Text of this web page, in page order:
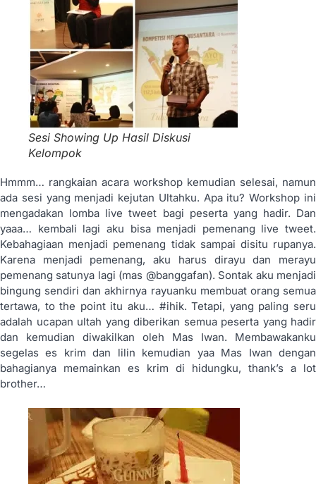
Sesi Showing Up Hasil Diskusi
Kelompok
Hmmm… rangkaian acara workshop kemudian selesai, namun
ada sesi yang menjadi kejutan Ultahku. Apa itu? Workshop ini
mengadakan lomba live tweet bagi peserta yang hadir. Dan
yaaa… kembali lagi aku bisa menjadi pemenang live tweet.
Kebahagiaan menjadi pemenang tidak sampai disitu rupanya.
Karena menjadi pemenang, aku harus dirayu dan merayu
pemenang satunya lagi (mas @banggafan). Sontak aku menjadi
bingung sendiri dan akhirnya rayuanku membuat orang semua
tertawa, to the point itu aku… #ihik. Tetapi, yang paling seru
adalah ucapan ultah yang diberikan semua peserta yang hadir
dan kemudian diwakilkan oleh Mas Iwan. Membawakanku
segelas es krim dan lilin kemudian yaa Mas Iwan dengan
bahagianya memainkan es krim di hidungku, thank’s a lot
brother…